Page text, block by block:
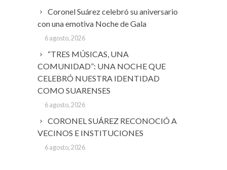
Coronel Suárez celebró su aniversario
con una emotiva Noche de Gala
6 agosto, 2026
“TRES MÚSICAS, UNA
COMUNIDAD”: UNA NOCHE QUE
CELEBRÓ NUESTRA IDENTIDAD
COMO SUARENSES
6 agosto, 2026
CORONEL SUÁREZ RECONOCIÓ A
VECINOS E INSTITUCIONES
6 agosto, 2026